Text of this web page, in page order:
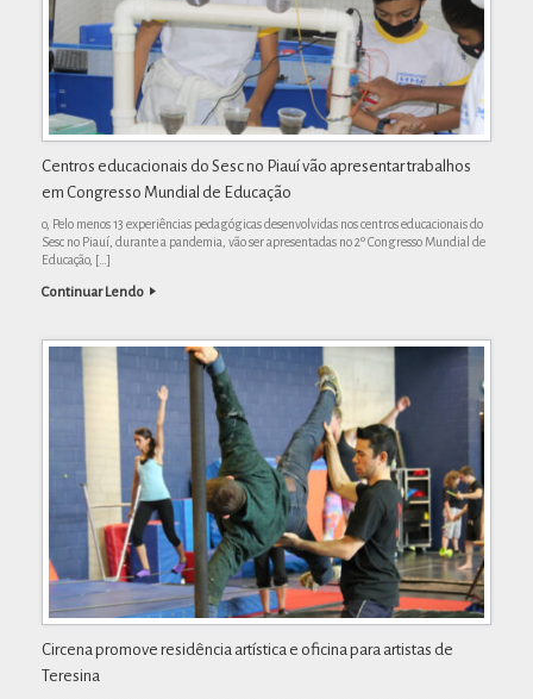
Centros educacionais do Sesc no Piauí vão apresentar trabalhos
em Congresso Mundial de Educação
o, Pelo menos 13 experiências pedagógicas desenvolvidas nos centros educacionais do
Sesc no Piauí, durante a pandemia, vão ser apresentadas no 2º Congresso Mundial de
Educação, […]
Continuar Lendo
Circena promove residência artística e oficina para artistas de
Teresina